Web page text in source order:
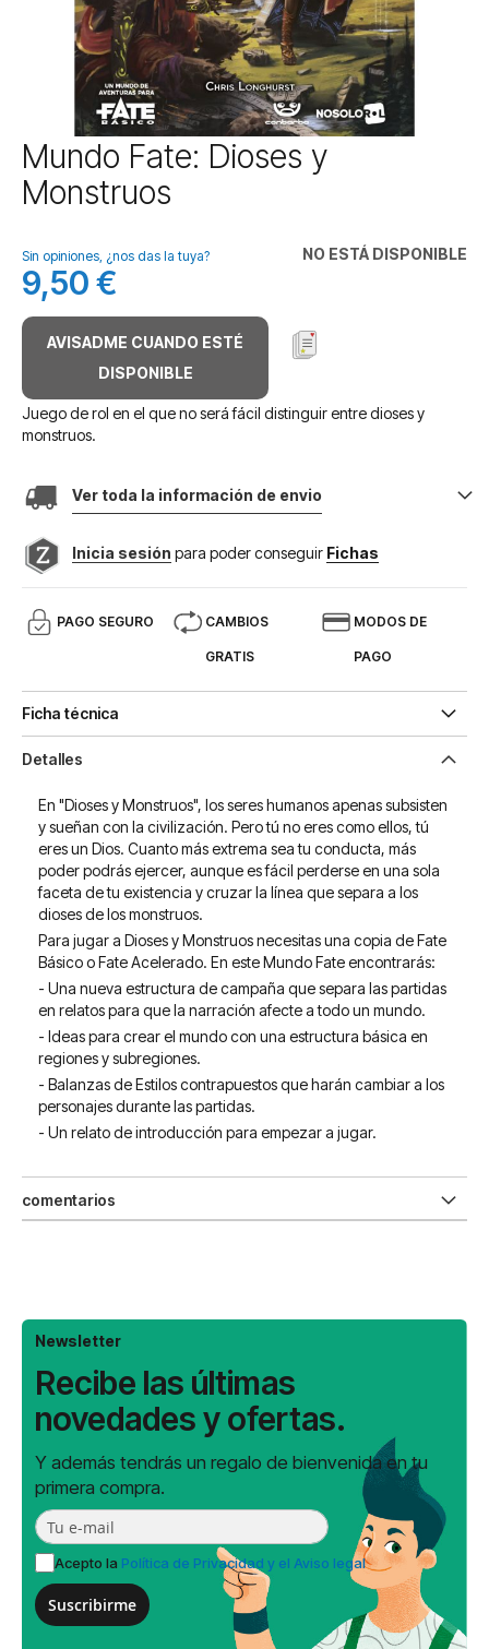
Saltar
al
comienzo
galería
de
imágenes
Mundo Fate: Dioses y
Monstruos
NO ESTÁ DISPONIBLE
Sin opiniones, ¿nos das la tuya?
9,50 €
AVISADME CUANDO ESTÉ
DISPONIBLE
Juego de rol en el que no será fácil distinguir entre dioses y
monstruos.
Ver toda la información de envio
Inicia sesión para poder conseguir Fichas
PAGO SEGURO CAMBIOS
GRATIS
MODOS DE
PAGO
Ficha técnica
Detalles
En "Dioses y Monstruos", los seres humanos apenas subsisten
y sueñan con la civilización. Pero tú no eres como ellos, tú
eres un Dios. Cuanto más extrema sea tu conducta, más
poder podrás ejercer, aunque es fácil perderse en una sola
faceta de tu existencia y cruzar la línea que separa a los
dioses de los monstruos.
Para jugar a Dioses y Monstruos necesitas una copia de Fate
Básico o Fate Acelerado. En este Mundo Fate encontrarás:
- Una nueva estructura de campaña que separa las partidas
en relatos para que la narración afecte a todo un mundo.
- Ideas para crear el mundo con una estructura básica en
regiones y subregiones.
- Balanzas de Estilos contrapuestos que harán cambiar a los
personajes durante las partidas.
- Un relato de introducción para empezar a jugar.
comentarios
Newsletter
Recibe las últimas
novedades y ofertas.
Y además tendrás un regalo de bienvenida en tu
primera compra.
Acepto la Política de Privacidad y el Aviso legal
Suscribirme